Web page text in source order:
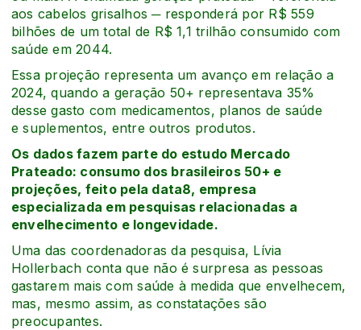
aos cabelos grisalhos ─ responderá por R$ 559
bilhões de um total de R$ 1,1 trilhão consumido com
saúde em 2044.
Essa projeção representa um avanço em relação a
2024, quando a geração 50+ representava 35%
desse gasto com medicamentos, planos de saúde
e suplementos, entre outros produtos.
Os dados fazem parte do estudo Mercado
Prateado: consumo dos brasileiros 50+ e
projeções, feito pela data8, empresa
especializada em pesquisas relacionadas a
envelhecimento e longevidade.
Uma das coordenadoras da pesquisa, Lívia
Hollerbach conta que não é surpresa as pessoas
gastarem mais com saúde à medida que envelhecem,
mas, mesmo assim, as constatações são
preocupantes.